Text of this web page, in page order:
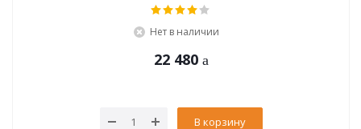
Нет в наличии
22 480
В корзину